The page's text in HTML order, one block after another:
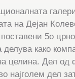
на Дејан
5о
како
целина. Дел од
најголем дел